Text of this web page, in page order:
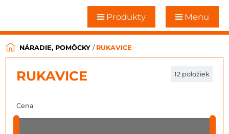
Produkty Menu
NÁRADIE, POMÔCKY / RUKAVICE
RUKAVICE 12 položiek
Cena